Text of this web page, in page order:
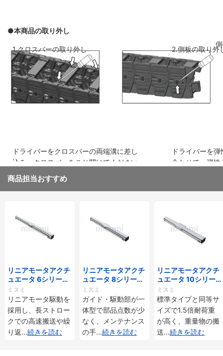
側板のリンクを斜めに前のリンクに差し
込み、はめ込みます
弾性シートを両
ください
●本商品の取り外し
1.クロスバーの取り外し 2.側板の取り外
ドライバーをクロスバーの両端溝に差し
込み、クロスバーをこじ開けてください
ドライバーを
合わせて、弾
商品担当おすすめ
リニアモータアクチ
ュエータ 6シリーズ
標準タイプ インクリ
メンタル・アブソリ
ュート仕様
ミスミ
リニアモータ駆動を
採用し、長ストロー
クでの高速搬送や繰
り返...続きを読む
リニアモータアクチ
ュエータ 8シリーズ
標準タイプ インクリ
メンタル・アブソリ
ュート仕様
ミスミ
ガイド・駆動部が一
体型で部品点数が少
なく、メンテナンス
の手...続きを読む
リニアモータアクチ
ュエータ 10シリー
ズ 標準タイプ 重荷
重 インクリメンタ
ル・アブソリュート
仕様
ミスミ
標準タイプと同等サ
イズで1.5倍耐荷重
が高く、重量物の搬
送...続きを読む